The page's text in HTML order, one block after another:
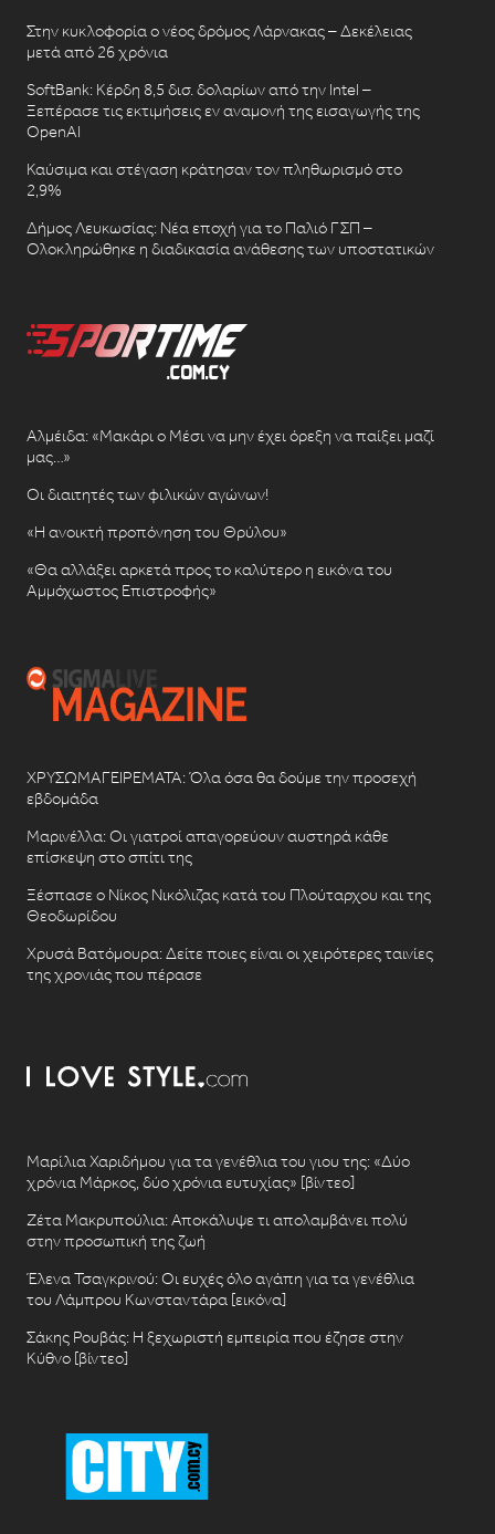
Στην κυκλοφορία ο νέος δρόμος Λάρνακας – Δεκέλειας
μετά από 26 χρόνια
SoftBank: Κέρδη 8,5 δισ. δολαρίων από την Intel –
Ξεπέρασε τις εκτιμήσεις εν αναμονή της εισαγωγής της
OpenAI
Καύσιμα και στέγαση κράτησαν τον πληθωρισμό στο
2,9%
Δήμος Λευκωσίας: Νέα εποχή για το Παλιό ΓΣΠ –
Ολοκληρώθηκε η διαδικασία ανάθεσης των υποστατικών
Αλμέιδα: «Μακάρι ο Μέσι να μην έχει όρεξη να παίξει μαζί
μας…»
Οι διαιτητές των φιλικών αγώνων!
«Η ανοικτή προπόνηση του Θρύλου»
«Θα αλλάξει αρκετά προς το καλύτερο η εικόνα του
Αμμόχωστος Επιστροφής»
ΧΡΥΣΩΜΑΓΕΙΡΕΜΑΤΑ: Όλα όσα θα δούμε την προσεχή
εβδομάδα
Μαρινέλλα: Οι γιατροί απαγορεύουν αυστηρά κάθε
επίσκεψη στο σπίτι της
Ξέσπασε ο Νίκος Νικόλιζας κατά του Πλούταρχου και της
Θεοδωρίδου
Χρυσά Βατόμουρα: Δείτε ποιες είναι οι χειρότερες ταινίες
της χρονιάς που πέρασε
Μαρίλια Χαριδήμου για τα γενέθλια του γιου της: «Δύο
χρόνια Μάρκος, δύο χρόνια ευτυχίας» [βίντεο]
Ζέτα Μακρυπούλια: Αποκάλυψε τι απολαμβάνει πολύ
στην προσωπική της ζωή
Έλενα Τσαγκρινού: Οι ευχές όλο αγάπη για τα γενέθλια
του Λάμπρου Κωνσταντάρα [εικόνα]
Σάκης Ρουβάς: Η ξεχωριστή εμπειρία που έζησε στην
Κύθνο [βίντεο]